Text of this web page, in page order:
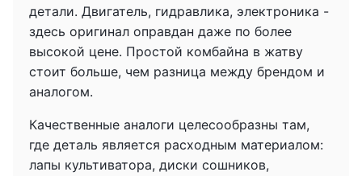
детали. Двигатель, гидравлика, электроника -
здесь оригинал оправдан даже по более
высокой цене. Простой комбайна в жатву
стоит больше, чем разница между брендом и
аналогом.
Качественные аналоги целесообразны там,
где деталь является расходным материалом:
лапы культиватора, диски сошников,